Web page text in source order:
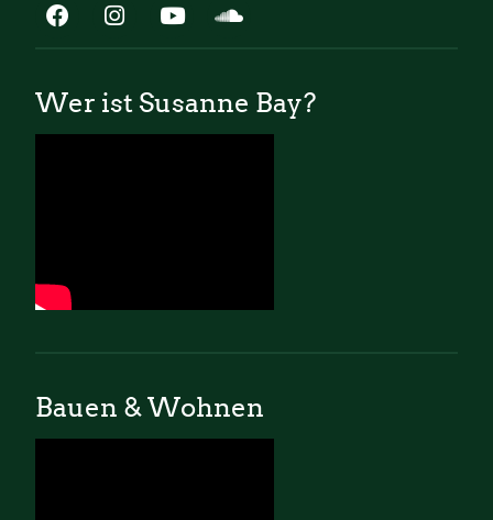
Wer ist Susanne Bay?
Bauen & Wohnen